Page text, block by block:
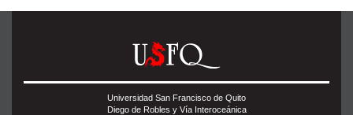
Universidad San Francisco de Quito
Diego de Robles y Vía Interoceánica